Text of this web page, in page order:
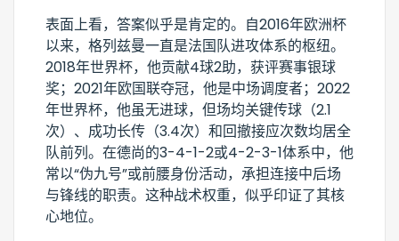
表面上看，答案似乎是肯定的。自2016年欧洲杯
以来，格列兹曼一直是法国队进攻体系的枢纽。
2018年世界杯，他贡献4球2助，获评赛事银球
奖；2021年欧国联夺冠，他是中场调度者；2022
年世界杯，他虽无进球，但场均关键传球（2.1
次）、成功长传（3.4次）和回撤接应次数均居全
队前列。在德尚的3-4-1-2或4-2-3-1体系中，他
常以“伪九号”或前腰身份活动，承担连接中后场
与锋线的职责。这种战术权重，似乎印证了其核
心地位。